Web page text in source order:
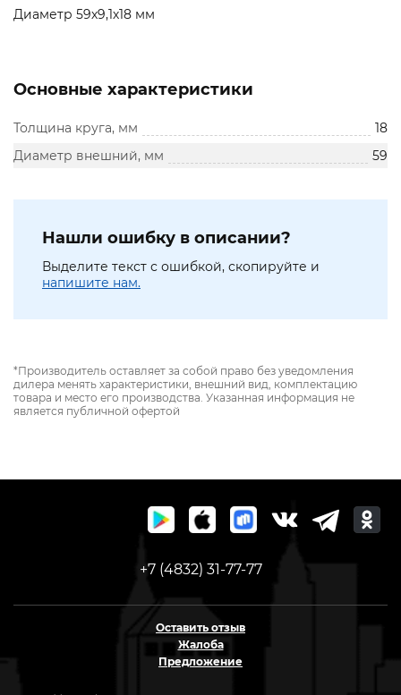
Диаметр 59х9,1х18 мм
Основные характеристики
Толщина круга, мм
18
Диаметр внешний, мм
59
Нашли ошибку в описании?
Выделите текст с ошибкой, скопируйте и
напишите нам.
*Производитель оставляет за собой право без уведомления
дилера менять характеристики, внешний вид, комплектацию
товара и место его производства. Указанная информация не
является публичной офертой
+7 (4832) 31-77-77
Оставить отзыв
Жалоба
Предложение